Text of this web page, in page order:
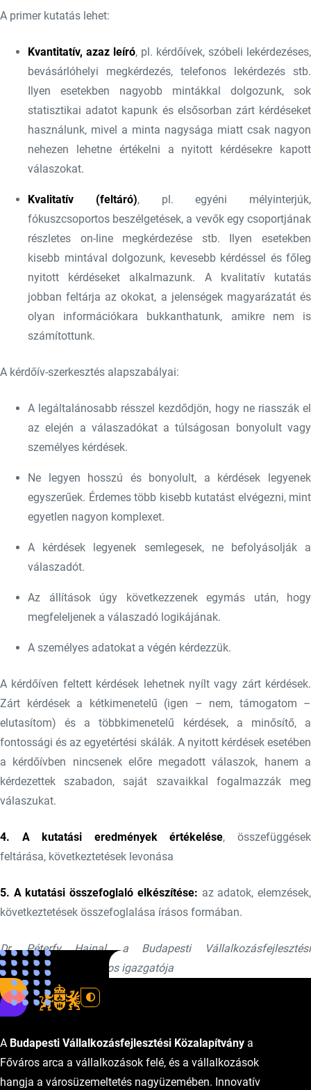
A primer kutatás lehet:
Kvantitatív, azaz leíró, pl. kérdőívek, szóbeli lekérdezéses,
bevásárlóhelyi megkérdezés, telefonos lekérdezés stb.
Ilyen esetekben nagyobb mintákkal dolgozunk, sok
statisztikai adatot kapunk és elsősorban zárt kérdéseket
használunk, mivel a minta nagysága miatt csak nagyon
nehezen lehetne értékelni a nyitott kérdésekre kapott
válaszokat.
Kvalitatív (feltáró), pl. egyéni mélyinterjúk,
fókuszcsoportos beszélgetések, a vevők egy csoportjának
részletes on-line megkérdezése stb. Ilyen esetekben
kisebb mintával dolgozunk, kevesebb kérdéssel és főleg
nyitott kérdéseket alkalmazunk. A kvalitatív kutatás
jobban feltárja az okokat, a jelenségek magyarázatát és
olyan információkara bukkanthatunk, amikre nem is
számítottunk.
A kérdőív-szerkesztés alapszabályai:
A legáltalánosabb résszel kezdődjön, hogy ne riasszák el
az elején a válaszadókat a túlságosan bonyolult vagy
személyes kérdések.
Ne legyen hosszú és bonyolult, a kérdések legyenek
egyszerűek. Érdemes több kisebb kutatást elvégezni, mint
egyetlen nagyon komplexet.
A kérdések legyenek semlegesek, ne befolyásolják a
válaszadót.
Az állítások úgy következzenek egymás után, hogy
megfeleljenek a válaszadó logikájának.
A személyes adatokat a végén kérdezzük.
A kérdőíven feltett kérdések lehetnek nyílt vagy zárt kérdések.
Zárt kérdések a kétkimenetelű (igen – nem, támogatom –
elutasítom) és a többkimenetelű kérdések, a minősítő, a
fontossági és az egyetértési skálák. A nyitott kérdések esetében
a kérdőívben nincsenek előre megadott válaszok, hanem a
kérdezettek szabadon, saját szavaikkal fogalmazzák meg
válaszukat.
4. A kutatási eredmények értékelése, összefüggések
feltárása, következtetések levonása
5. A kutatási összefoglaló elkészítése: az adatok, elemzések,
következtetések összefoglalása írásos formában.
Dr. Péterfy Hajnal, a Budapesti Vállalkozásfejlesztési
Közalapítvány általános igazgatója
A Budapesti Vállalkozásfejlesztési Közalapítvány a
Főváros arca a vállalkozások felé, és a vállalkozások
hangja a városüzemeltetés nagyüzemében. Innovatív